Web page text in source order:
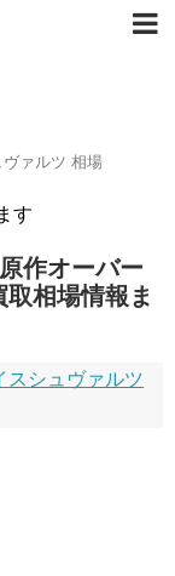
ァルツ 相場
す
作オーバー
相場情報ま
スシュヴァルツ